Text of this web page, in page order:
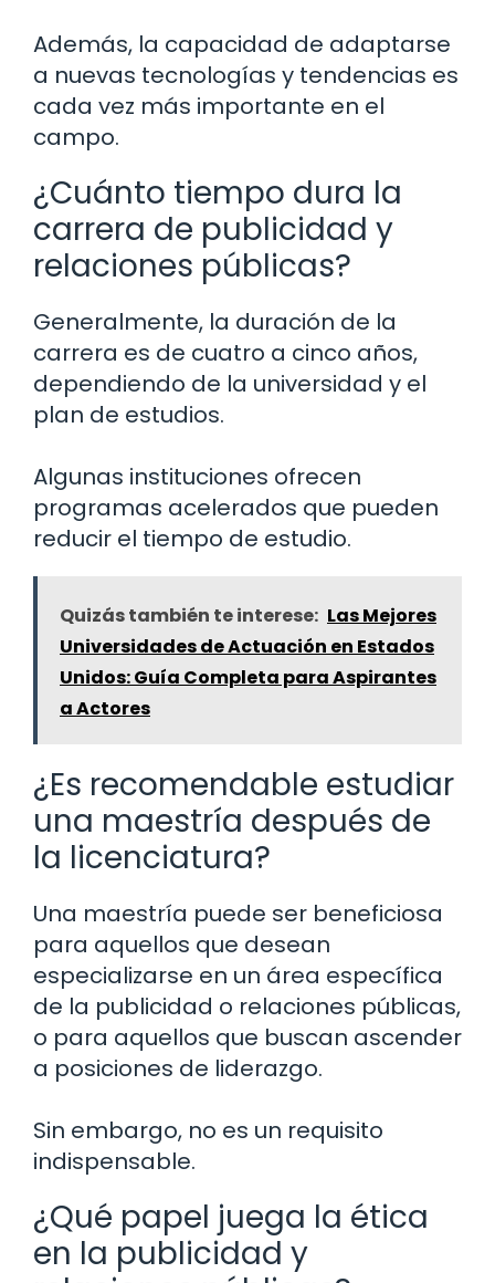
Además, la capacidad de adaptarse
a nuevas tecnologías y tendencias es
cada vez más importante en el
campo.
¿Cuánto tiempo dura la
carrera de publicidad y
relaciones públicas?
Generalmente, la duración de la
carrera es de cuatro a cinco años,
dependiendo de la universidad y el
plan de estudios.
Algunas instituciones ofrecen
programas acelerados que pueden
reducir el tiempo de estudio.
Quizás también te interese: Las Mejores
Universidades de Actuación en Estados
Unidos: Guía Completa para Aspirantes
a Actores
¿Es recomendable estudiar
una maestría después de
la licenciatura?
Una maestría puede ser beneficiosa
para aquellos que desean
especializarse en un área específica
de la publicidad o relaciones públicas,
o para aquellos que buscan ascender
a posiciones de liderazgo.
Sin embargo, no es un requisito
indispensable.
¿Qué papel juega la ética
en la publicidad y